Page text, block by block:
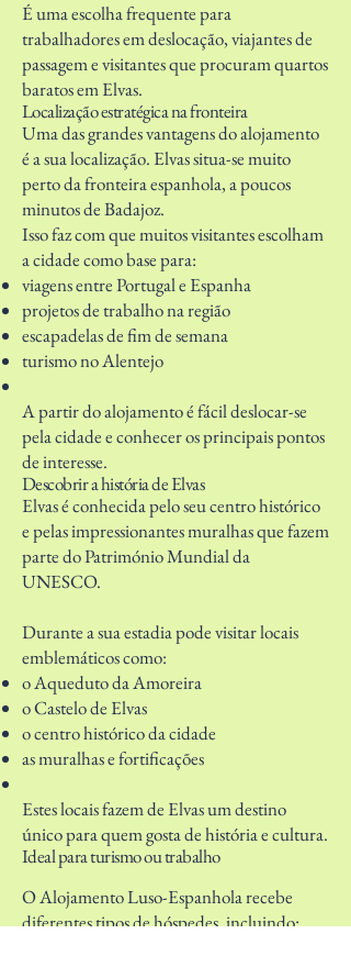
É uma escolha frequente para
trabalhadores em deslocação, viajantes de
passagem e visitantes que procuram quartos
baratos em Elvas.
Localização estratégica na fronteira
Uma das grandes vantagens do alojamento
é a sua localização. Elvas situa-se muito
perto da fronteira espanhola, a poucos
minutos de Badajoz.
Isso faz com que muitos visitantes escolham
a cidade como base para:
viagens entre Portugal e Espanha
projetos de trabalho na região
escapadelas de fim de semana
turismo no Alentejo
A partir do alojamento é fácil deslocar-se
pela cidade e conhecer os principais pontos
de interesse.
Descobrir a história de Elvas
Elvas é conhecida pelo seu centro histórico
e pelas impressionantes muralhas que fazem
parte do Património Mundial da
UNESCO.
Durante a sua estadia pode visitar locais
emblemáticos como:
o Aqueduto da Amoreira
o Castelo de Elvas
o centro histórico da cidade
as muralhas e fortificações
Estes locais fazem de Elvas um destino
único para quem gosta de história e cultura.
Ideal para turismo ou trabalho
O Alojamento Luso-Espanhola recebe
diferentes tipos de hóspedes, incluindo: